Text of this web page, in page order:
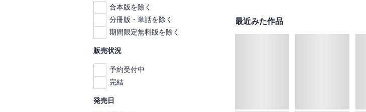
合本版を除く
分冊版・単話を除く
期間限定無料版を除く
販売状況
予約受付中
完結
発売日
最近みた作品